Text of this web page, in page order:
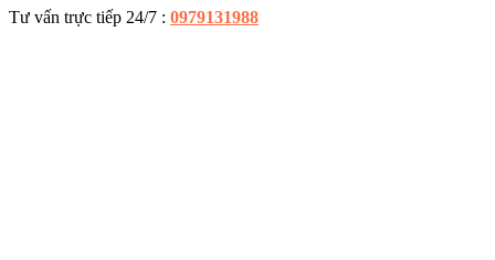
Tư vấn trực tiếp 24/7 : 0979131988